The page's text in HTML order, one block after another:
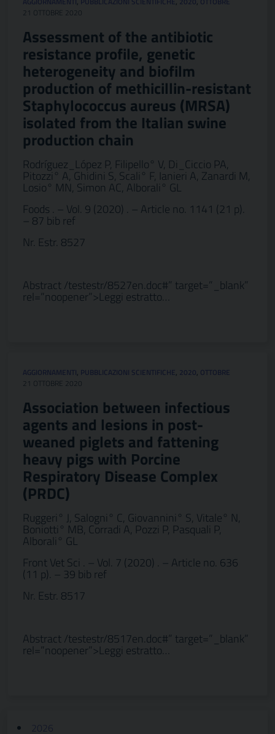
21 OTTOBRE 2020
Assessment of the antibiotic
resistance profile, genetic
heterogeneity and biofilm
production of methicillin-resistant
Staphylococcus aureus (MRSA)
isolated from the Italian swine
production chain
Rodríguez_López P, Filipello° V, Di_Ciccio PA,
Pitozzi° A, Ghidini S, Scali° F, Ianieri A, Zanardi M,
Losio° MN, Simon AC, Alborali° GL
Foods . – Vol. 9 (2020) . – Article no. 1141 (21 p).
– 87 bib ref
Nr. Estr. 8527
Abstract /testestr/8527en.doc#” target=”_blank”
rel=”noopener”>Leggi estratto…
AGGIORNAMENTI, PUBBLICAZIONI SCIENTIFICHE, 2020, OTTOBRE
21 OTTOBRE 2020
Association between infectious
agents and lesions in post-
weaned piglets and fattening
heavy pigs with Porcine
Respiratory Disease Complex
(PRDC)
Ruggeri° J, Salogni° C, Giovannini° S, Vitale° N,
Boniotti° MB, Corradi A, Pozzi P, Pasquali P,
Alborali° GL
Front Vet Sci . – Vol. 7 (2020) . – Article no. 636
(11 p). – 39 bib ref
Nr. Estr. 8517
Abstract /testestr/8517en.doc#” target=”_blank”
rel=”noopener”>Leggi estratto…
2026